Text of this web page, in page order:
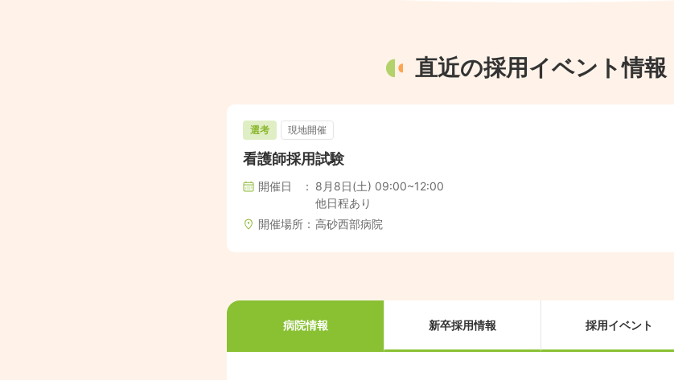
直近の採用イベント情報
選考 現地開催
看護師採用試験
開催日
8月8日(土) 09:00~12:00
他日程あり
開催場所
高砂西部病院
病院情報 新卒採用情報 採用イベント